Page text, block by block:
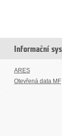
Informační
ARES
Otevřená data MF